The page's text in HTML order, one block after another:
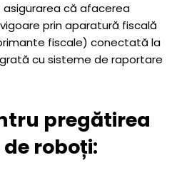
că afacerea
prin aparatură fiscală
fiscale) conectată la
cu sisteme de raportare
pregătirea
roboți: